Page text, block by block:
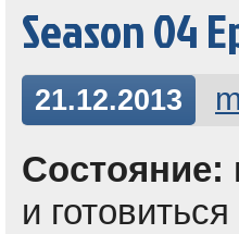
Season 04
21.12.2013
Состояние:
и